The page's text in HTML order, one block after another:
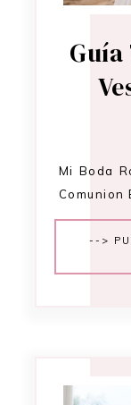
Guía
Mi Boda
Comunion
-->